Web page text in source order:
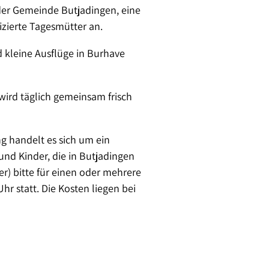
Gemeinde Butjadingen, eine
Tagesmütter an.
kleine Ausflüge in Burhave
täglich gemeinsam frisch
handelt es sich um ein
Kinder, die in Butjadingen
bitte für einen oder mehrere
statt. Die Kosten liegen bei